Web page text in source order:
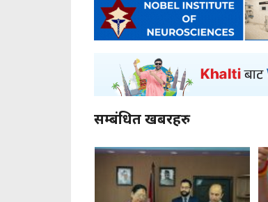
सम्बंधित खबरहरु